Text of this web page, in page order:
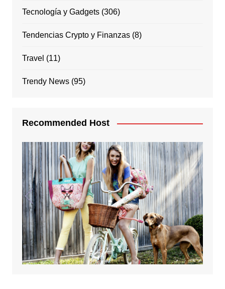
Tecnología y Gadgets(306)
Tendencias Crypto y Finanzas(8)
Travel (11)
Trendy News(95)
Recommended Host